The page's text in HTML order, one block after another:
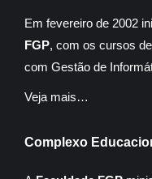
Em fevereiro de 2002
FGP, com os cursos
com Gestão de
Veja mais…
Complexo